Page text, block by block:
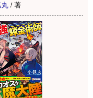
丸 / 著